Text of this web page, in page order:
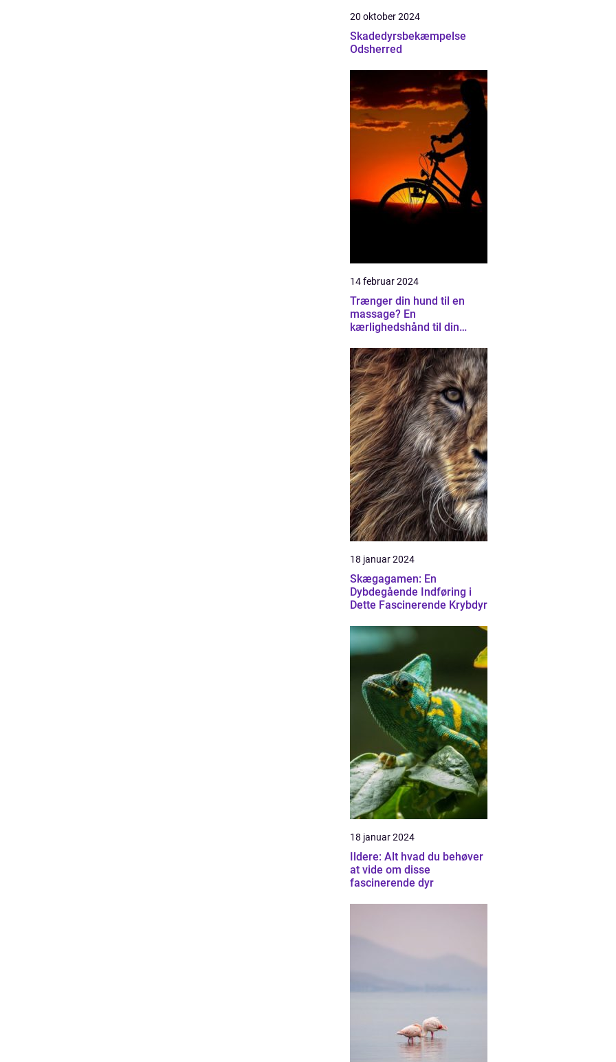
20 oktober 2024
Skadedyrsbekæmpelse
Odsherred
14 februar 2024
Trænger din hund til en
massage? En
kærlighedshånd til din
18 januar 2024
Skægagamen: En
Dybdegående Indføring i
Dette Fascinerende Krybdyr
18 januar 2024
Ildere: Alt hvad du behøver
at vide om disse
fascinerende dyr